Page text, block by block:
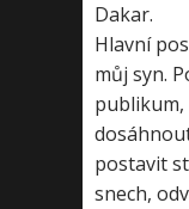
Dakar.
Hlavní
můj syn.
postavit
snech,